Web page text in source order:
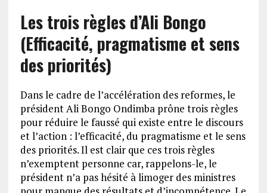
Les trois règles d’Ali Bongo
(Efficacité, pragmatisme et sens
des priorités)
Dans le cadre de l’accélération des reformes, le
président Ali Bongo Ondimba prône trois règles
pour réduire le faussé qui existe entre le discours
et l’action : l’efficacité, du pragmatisme et le sens
des priorités. Il est clair que ces trois règles
n’exemptent personne car, rappelons-le, le
président n’a pas hésité à limoger des ministres